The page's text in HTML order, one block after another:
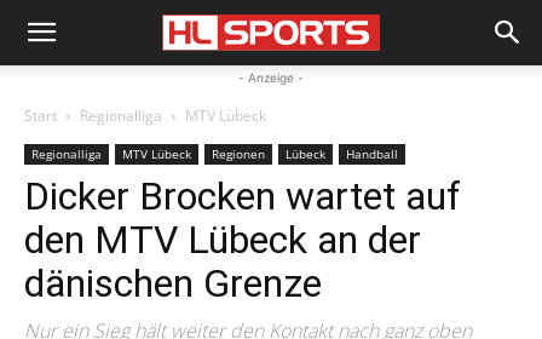
- Anzeige -
Start Regionalliga MTV Lübeck
Regionalliga MTV Lübeck Regionen Lübeck Handball
Dicker Brocken wartet auf
den MTV Lübeck an der
dänischen Grenze
Nur ein Sieg hält weiter den Kontakt nach ganz oben